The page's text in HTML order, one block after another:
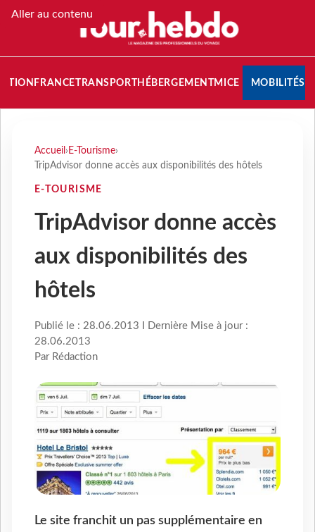
Aller au contenu
FRANCETRANSPORT HÉBERGEMENTMICE MOBILITÉS
Accueil › E-Tourisme›
TripAdvisor donne accès aux disponibilités des hôtels
E-TOURISME
TripAdvisor donne accès
aux disponibilités des
hôtels
Publié le : 28.06.2013 I Dernière Mise à jour :
28.06.2013
Par Rédaction
Le site franchit un pas supplémentaire en